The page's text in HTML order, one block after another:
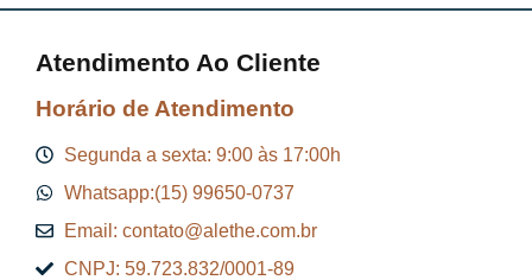
Atendimento Ao Cliente
Horário de Atendimento
Segunda a sexta: 9:00 às 17:00h
Whatsapp:(15) 99650-0737
Email: contato@alethe.com.br
CNPJ: 59.723.832/0001-89